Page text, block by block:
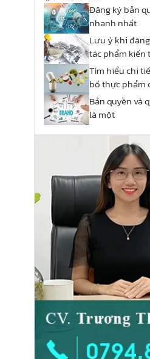
Đăng ký bản
nhanh nhất
Lưu ý khi
tác phẩm kiến
Tìm hiểu chi
bố thực phẩm
Bản quyền và
là một